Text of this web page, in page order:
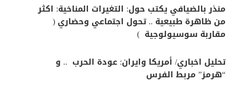
منذر بالضيافي يكتب حول: التغيرات المناخية: اكثر
من ظاهرة طبيعية .. تحول اجتماعي وحضاري (
مقاربة سوسيولوجية )
تحليل اخباري/ أمريكا وايران: عودة الحرب .. و
“هرمز” مربط الفرس